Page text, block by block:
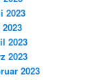
2023
2023
2023
2023